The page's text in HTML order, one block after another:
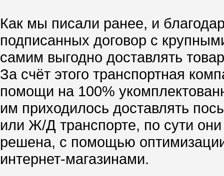
Как мы писали ранее, и
подписанных договор с
самим выгодно доставлять
За счёт этого транспортная
помощи на 100%
им приходилось доставлять
или Ж/Д транспорте, по сути
решена, с помощью
интернет-магазинами.